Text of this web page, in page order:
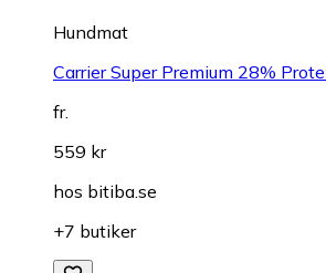
Hundmat
Carrier Super Premium 28%
fr.
559 kr
hos bitiba.se
+7 butiker